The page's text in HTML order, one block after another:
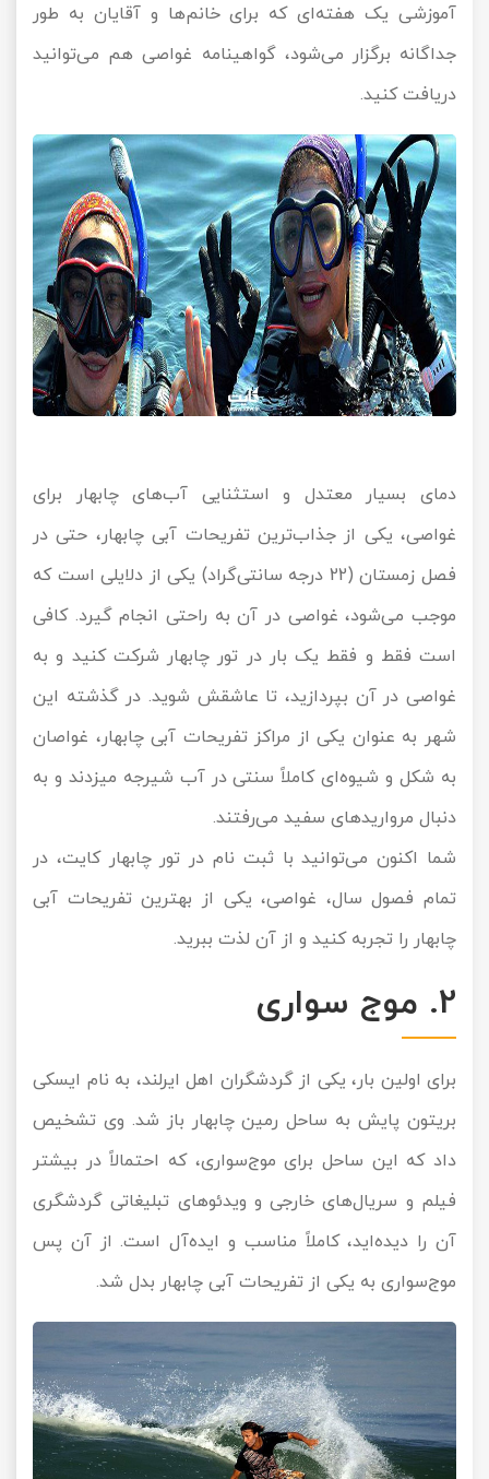
آموزشی یک هفته‌ای که برای خانم‌ها و آقایان به طور
جداگانه برگزار می‌شود، گواهینامه غواصی هم می‌توانید
دریافت کنید.
دمای بسیار معتدل و استثنایی آب‌های چابهار برای
غواصی، یکی از جذاب‌ترین تفریحات آبی چابهار، حتی در
فصل زمستان (22 درجه سانتی‌گراد) یکی از دلایلی است که
موجب می‌شود، غواصی در آن به راحتی انجام گیرد. کافی
است فقط و فقط یک بار در تور چابهار شرکت کنید و به
غواصی در آن بپردازید، تا عاشقش شوید. در گذشته این
شهر به عنوان یکی از مراکز تفریحات آبی چابهار، غواصان
به شکل و شیوه‌ای کاملاً سنتی در آب شیرجه میز‌دند و به
دنبال مرواریدهای سفید می‌رفتند.
شما اکنون می‌توانید با ثبت نام در تور چابهار کایت، در
تمام فصول سال، غواصی، یکی از بهترین تفریحات آبی
چابهار را تجربه کنید و از آن لذت ببرید.
2. موج سواری
برای اولین بار، یکی از گردشگران اهل ایرلند، به نام ایسکی
بریتون پایش به ساحل رمین چابهار باز شد. وی تشخیص
داد که این ساحل برای موج‌سواری، که احتمالاً در بیشتر
فیلم و سریال‌های خارجی و ویدئوهای تبلیغاتی گردشگری
آن را دیده‌اید، کاملاً مناسب و ایده‌آل است. از آن پس
موج‌سواری به یکی از تفریحات آبی چابهار بدل شد.